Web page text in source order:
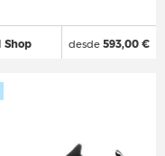
Shop desde593,00 €